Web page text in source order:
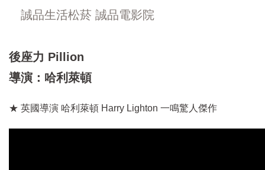
誠品生活松菸 誠品電影院
後座力 Pillion
導演：哈利萊頓
★ 英國導演 哈利萊頓 Harry Lighton 一鳴驚人傑作